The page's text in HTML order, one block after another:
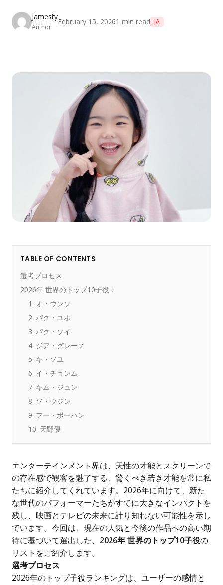
Jamesty
Author
February 15, 20261 min read JA
TABLE OF CONTENTS
選考プロセス
2026年 世界のトップ10子役：
1. オ・ウンソ
2. パク・ユホ
3. パク・ソイ
4. ジア・グレース
5. キ・ソユ
6. イ・チョンム
7. キム・ジュン
8. ソ・ウジン
9. フー・ボーハン
10. 天野優
エンターテインメント界は、天性の才能とスクリーンで
の存在感で観客を魅了する、驚くべき若き才能を常に私
たちに紹介してくれています。2026年に向けて、新た
な世代のパフォーマーたちがすでに大きなインパクトを
残し、映画とテレビの未来に計り知れない可能性を示し
ています。今回は、現在の人気と今後の作品への高い期
待に基づいて選出した、 2026年 世界のトップ10子役の
リストをご紹介します。
選考プロセス
2026年のトップ子役ランキングは、ユーザーの感情と